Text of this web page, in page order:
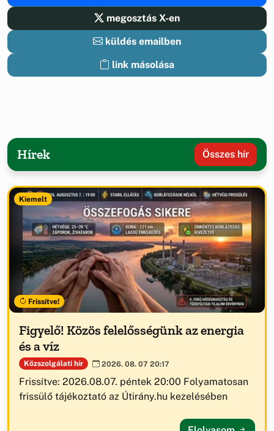
megosztás X-en
küldés emailben
link másolása
Hírek Összes hír
Kiemelt
Frissítve!
Figyelő! Közös felelősségünk az energia
és a víz
Közszolgálati hír 2026. 08. 07 20:17
Frissítve: 2026.08.07. péntek 20:00 Folyamatosan
frissülő tájékoztató az Útirány.hu kezelésében